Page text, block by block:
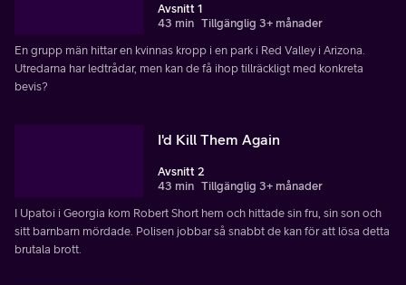
Avsnitt 1
43 min Tillgänglig 3+ månader
En grupp män hittar en kvinnas kropp i en park i Red Valley i Arizona.
Utredarna har ledtrådar, men kan de få ihop tillräckligt med konkreta
bevis?
I'd Kill Them Again
Avsnitt 2
43 min Tillgänglig 3+ månader
I Upatoi i Georgia kom Robert Short hem och hittade sin fru, sin son och
sitt barnbarn mördade. Polisen jobbar så snabbt de kan för att lösa detta
brutala brott.